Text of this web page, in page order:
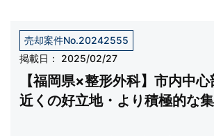
売却案件No.20242555
掲載日：
2025/02/27
【福岡県×整形外科】市内中
近くの好立地・より積極的な